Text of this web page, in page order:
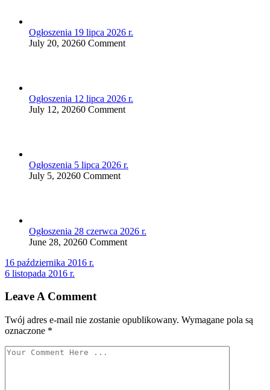
Ogłoszenia 19 lipca 2026 r.
July 20, 20260 Comment
Ogłoszenia 12 lipca 2026 r.
July 12, 20260 Comment
Ogłoszenia 5 lipca 2026 r.
July 5, 20260 Comment
Ogłoszenia 28 czerwca 2026 r.
June 28, 20260 Comment
Nawigacja
wpisu
16 października 2016 r.
6 listopada 2016 r.
Leave A Comment
Twój adres e-mail nie zostanie opublikowany. Wymagane pola są
oznaczone *